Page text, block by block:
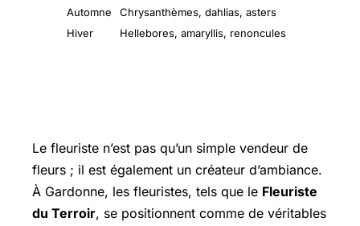
Automne
Chrysanthèmes, dahlias, asters
Hiver
Hellebores, amaryllis, renoncules
Le fleuriste n’est pas qu’un simple vendeur de
fleurs ; il est également un créateur d’ambiance.
À Gardonne, les fleuristes, tels que le Fleuriste
du Terroir, se positionnent comme de véritables